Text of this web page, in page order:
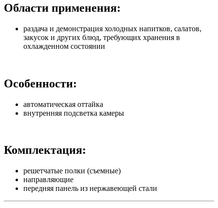
Области применения:
раздача и демонстрация холодных напитков, салатов,
закусок и других блюд, требующих хранения в
охлажденном состоянии
Особенности:
автоматическая оттайка
внутренняя подсветка камеры
Комплектация:
решетчатые полки (съемные)
направляющие
передняя панель из нержавеющей стали